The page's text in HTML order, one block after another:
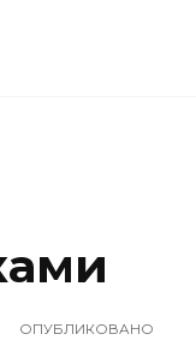
ОПУБЛИКОВАНО